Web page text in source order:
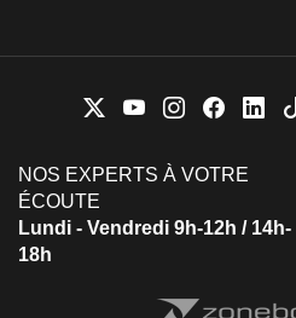
NOS EXPERTS À VOTRE
ÉCOUTE
Lundi - Vendredi 9h-12h / 14h-
18h